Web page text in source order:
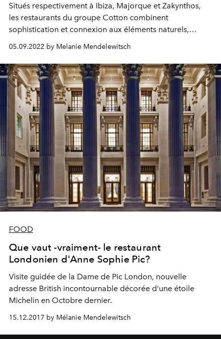
Situés respectivement à Ibiza, Majorque et Zakynthos,
les restaurants du groupe Cotton combinent
sophistication et connexion aux éléments naturels,
autant d'invitations à renouer avec une
et langoureuse.
05.09.2022 by Melanie Mendelewitsch
FOOD
Que vaut -vraiment- le restaurant
Londonien d'Anne Sophie Pic?
Visite guidée de la Dame de Pic London, nouvelle
adresse British incontournable décorée d'une étoile
Michelin en Octobre dernier.
15.12.2017 by Mélanie Mendelewitsch